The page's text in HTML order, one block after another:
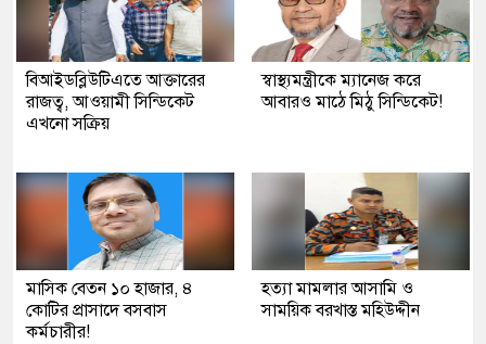
বিআইডব্লিউটিএতে আক্তারের
রাজত্ব, আওয়ামী সিন্ডিকেট
এখনো সক্রিয়
স্বাস্থ্যমন্ত্রীকে ম্যানেজ করে
আবারও মাঠে মিঠু সিন্ডিকেট!
মাসিক বেতন ১০ হাজার, ৪
কোটির প্রাসাদে বসবাস
কর্মচারীর!
হত্যা মামলার আসামি ও
সাময়িক বরখাস্ত মহিউদ্দীন